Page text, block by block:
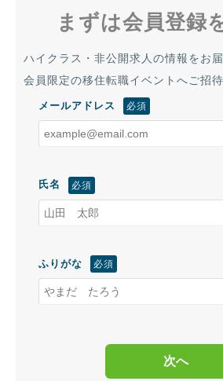
まずは会員登録
ハイクラス・非公開求人の情報をお
会員限定の移住転職イベントへご招待
メールアドレス
氏名
ふりがな
次へ